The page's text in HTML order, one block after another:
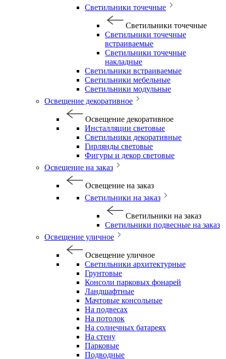
Светильники точечные
Светильники точечные
Светильники точечные
встраиваемые
Светильники точечные
накладные
Светильники встраиваемые
Светильники мебельные
Светильники модульные
Освещение декоративное
Освещение декоративное
Инсталляции световые
Светильники декоративные
Гирлянды световые
Фигуры и декор световые
Освещение на заказ
Освещение на заказ
Светильники на заказ
Светильники на заказ
Светильники подвесные на заказ
Освещение уличное
Освещение уличное
Светильники архитектурные
Грунтовые
Консоли парковых фонарей
Ландшафтные
Мачтовые консольные
На подвесах
На потолок
На солнечных батареях
На стену
Парковые
Подводные